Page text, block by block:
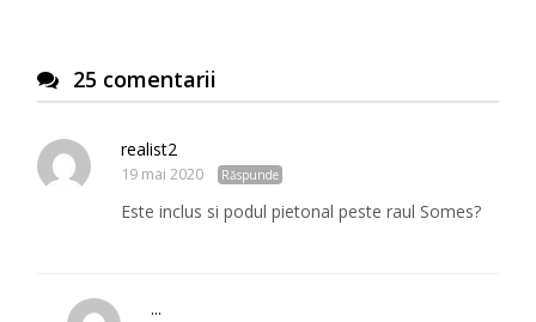
25 comentarii
realist2
19 mai 2020 Răspunde
Este inclus si podul pietonal peste raul Somes?
...